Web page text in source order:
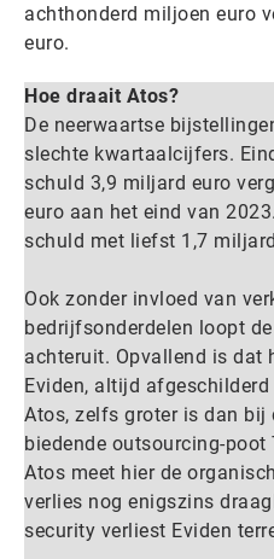
achthonderd miljoen euro
euro.
Hoe draait Atos?
De neerwaartse
slechte kwartaalcijfers.
schuld 3,9 miljard euro
euro aan het eind van
schuld met liefst 1,7
Ook zonder invloed van
bedrijfsonderdelen loopt
achteruit. Opvallend is dat
Eviden, altijd
Atos, zelfs groter is dan bij
biedende outsourcing-poot
Atos meet hier de
verlies nog enigszins
security verliest Eviden